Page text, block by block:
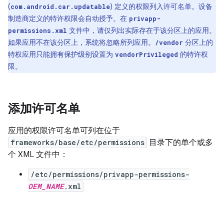
(com.android.car.updatable) 定义的权限列入许可名单。设备
制造商定义的特许权限会自动授予。在 privapp-
permissions.xml 文件中，请仅列出实际存在于该分区上的应用。
如果应用不在该分区上，系统将忽略所列应用。
/vendor 分区上的
特权应用只能拥有保护级别设置为 vendorPrivileged 的特许权
限。
添加许可名单
应用的权限许可名单可列在位于
frameworks/base/etc/permissions
目录下的单个或多
个 XML 文件中：
/etc/permissions/privapp-permissions-
OEM_NAME.xml